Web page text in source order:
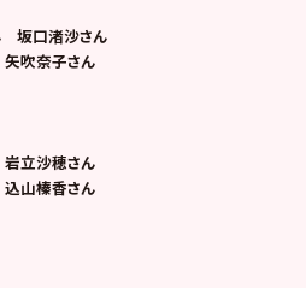
坂口渚沙さん
吹奈子さん
立沙穂さん
山榛香さん